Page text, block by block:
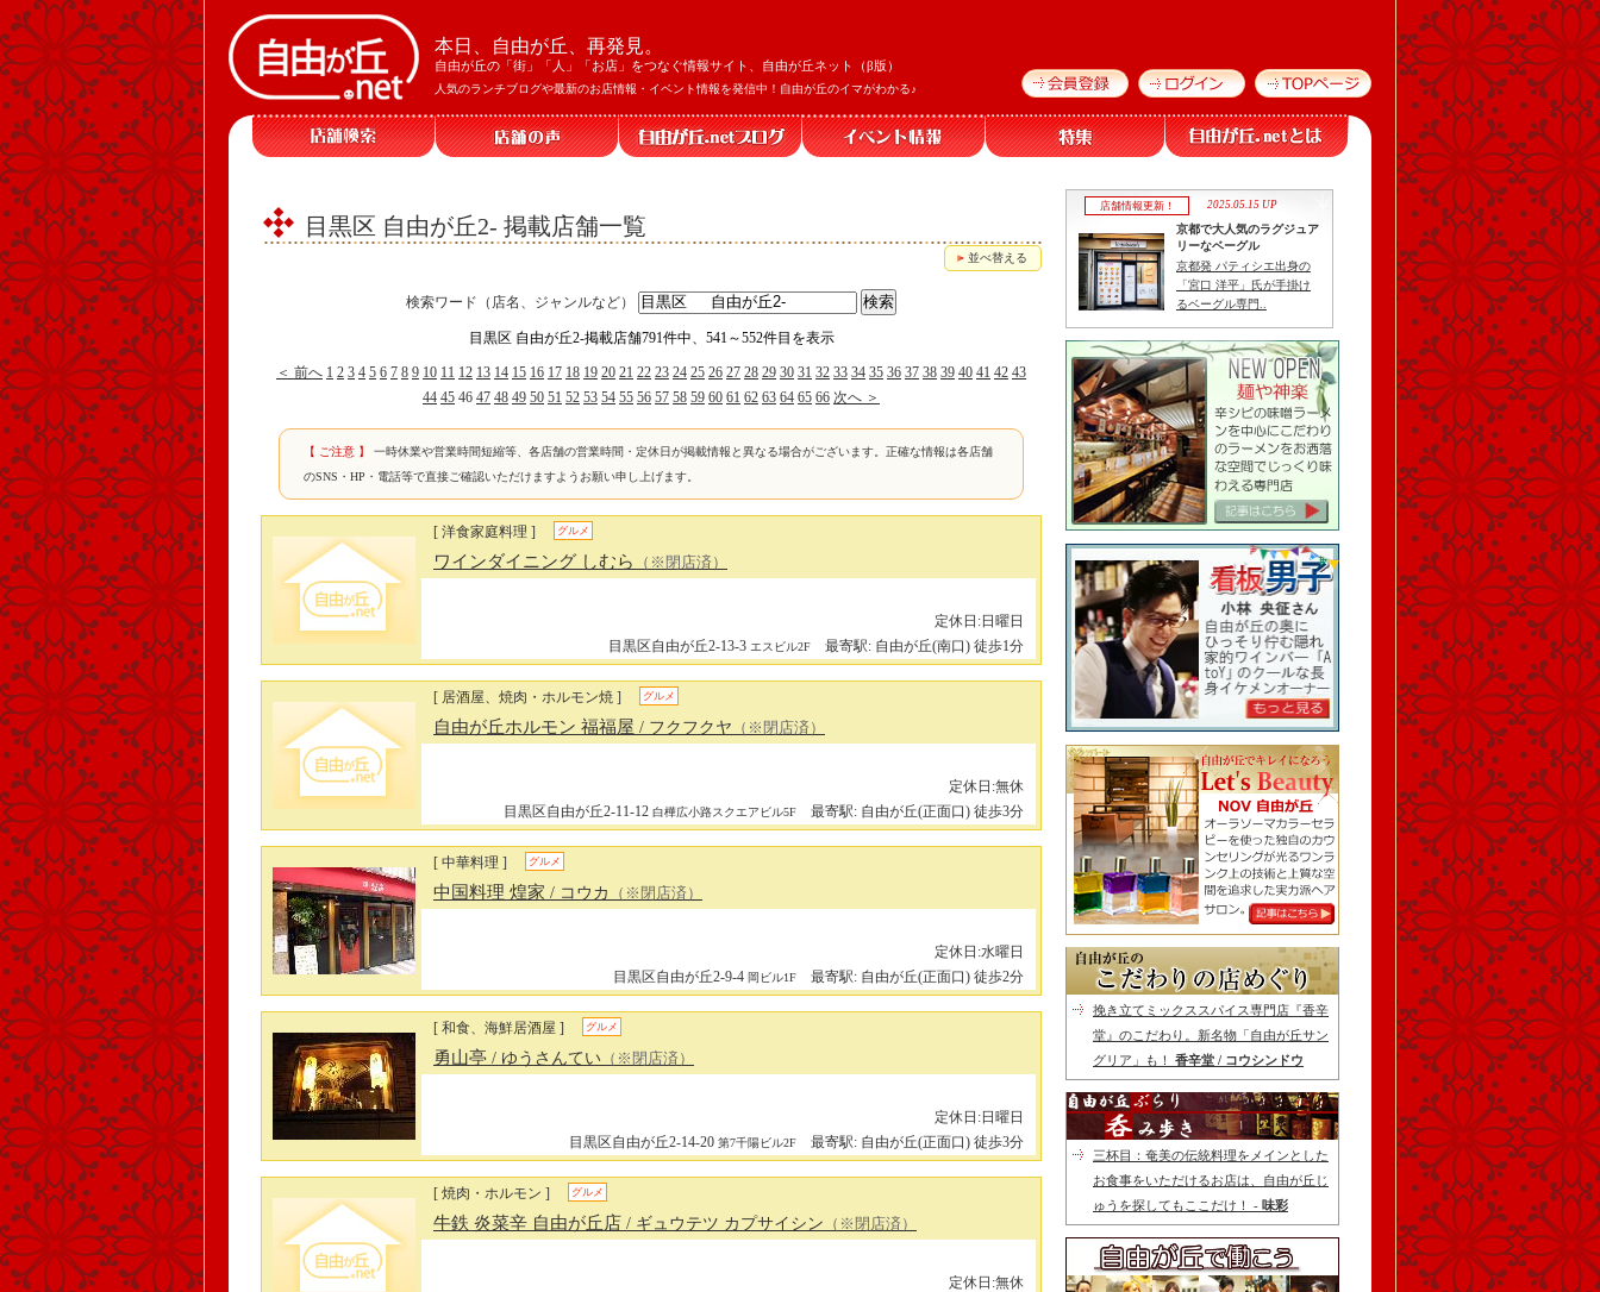
本日、自由が丘、再発見。
自由が丘の「街」「人」「お店」をつなぐ情報サイト、自由が丘ネット（β版）
人気のランチブログや最新のお店情報・イベント情報を発信中！自由が丘のイマがわかる♪
目黒区 自由が丘2- 掲載店舗一覧
並べ替える
検索ワード（店名、ジャンルなど）
目黒区 自由が丘2-掲載店舗791件中、541～552件目を表示
＜ 前へ 1 2 3 4 5 6 7 8 9 10 11 12 13 14 15 16 17 18 19 20 21 22 23 24 25 26 27 28 29 30 31 32 33 34 35 36 37 38 39 40 41 42 43
44 45 46 47 48 49 50 51 52 53 54 55 56 57 58 59 60 61 62 63 64 65 66 次へ ＞
【 ご注意 】
一時休業や営業時間短縮等、各店舗の営業時間・定休日が掲載情報と異なる場合がございます。正確な情報は各店舗
のSNS・HP・電話等で直接ご確認いただけますようお願い申し上げます。
[ 洋食家庭料理 ] グルメ
ワインダイニング しむら （※閉店済）
定休日:日曜日
目黒区自由が丘2-13-3 エスビル2F 最寄駅: 自由が丘(南口) 徒歩1分
[ 居酒屋、焼肉・ホルモン焼 ] グルメ
自由が丘ホルモン 福福屋 / フクフクヤ （※閉店済）
定休日:無休
目黒区自由が丘2-11-12 白樺広小路スクエアビル5F 最寄駅: 自由が丘(正面口) 徒歩3分
[ 中華料理 ] グルメ
中国料理 煌家 / コウカ （※閉店済）
定休日:水曜日
目黒区自由が丘2-9-4 岡ビル1F 最寄駅: 自由が丘(正面口) 徒歩2分
[ 和食、海鮮居酒屋 ] グルメ
勇山亭 / ゆうさんてい （※閉店済）
定休日:日曜日
目黒区自由が丘2-14-20 第7千陽ビル2F 最寄駅: 自由が丘(正面口) 徒歩3分
[ 焼肉・ホルモン ] グルメ
牛鉄 炎菜辛 自由が丘店 / ギュウテツ カプサイシン （※閉店済）
定休日:無休
店舗情報更新！ 2025.05.15 UP
京都で大人気のラグジュア
リーなベーグル
京都発 パティシエ出身の
「宮口 洋平」氏が手掛け
るベーグル専門..
挽き立てミックススパイス専門店『香辛
堂』のこだわり。新名物「自由が丘サン
グリア」も！ 香辛堂 / コウシンドウ
三杯目：奄美の伝統料理をメインとした
お食事をいただけるお店は、自由が丘じ
ゅうを探してもここだけ！ - 味彩